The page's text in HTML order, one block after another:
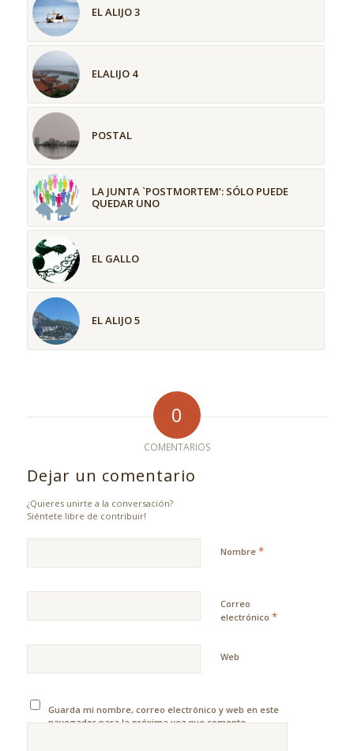
EL ALIJO 3
ELALIJO 4
POSTAL
LA JUNTA `POSTMORTEM’: SÓLO PUEDE
QUEDAR UNO
EL GALLO
EL ALIJO 5
0
COMENTARIOS
Dejar un comentario
¿Quieres unirte a la conversación?
Siéntete libre de contribuir!
Nombre *
Correo
electrónico *
Web
Guarda mi nombre, correo electrónico y web en este
navegador para la próxima vez que comente.